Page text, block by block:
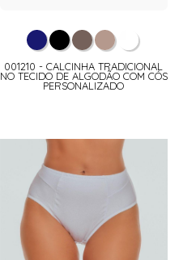
001210 - CALCINHA TRADICIONAL
NO TECIDO DE ALGODÃO COM CÓS
PERSONALIZADO